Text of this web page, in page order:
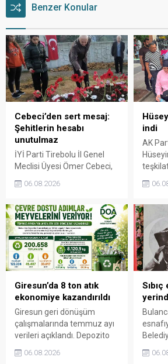
Benzer Konular
Cebeci’den sert mesaj:
Şehitlerin hesabı
unutulmaz
İYİ Parti Tirebolu İl Genel
Meclisi Üyesi Ömer Cebeci,
Cemiyeti’nin Milli Mücadele
çekti. Cebeci, Giresun’un
bağımsızlık mücadelesinde
üstlendiği tarihi
sorumluluğun gelecek
nesillere doğru anlatılması
gerektiğini söyledi.
06.08.2026
indi
AK
Giresun’da 8 ton atık
ekonomiye kazandırıldı
Giresun geri dönüşüm
çalışmalarında temmuz ayı
verileri açıklandı. Depozito
uygulamasına destek veren
06.08.2026